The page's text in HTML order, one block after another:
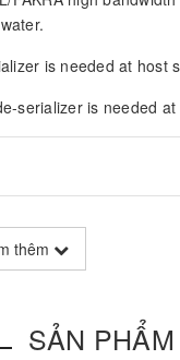
is needed at host
serializer is needed
thêm
SẢN